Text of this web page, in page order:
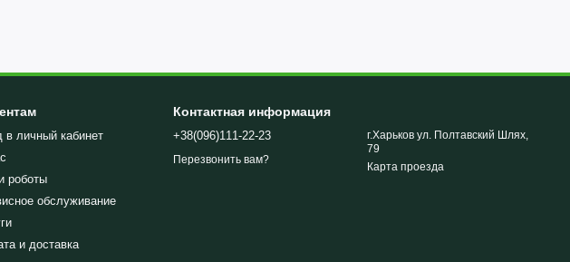
в личный кабинет
роботы
обслуживание
и доставка
Контактная информация
+38(096)111-22-23
Перезвонить вам?
г.Харьков ул. Полтавский Шлях,
79
Карта проезда